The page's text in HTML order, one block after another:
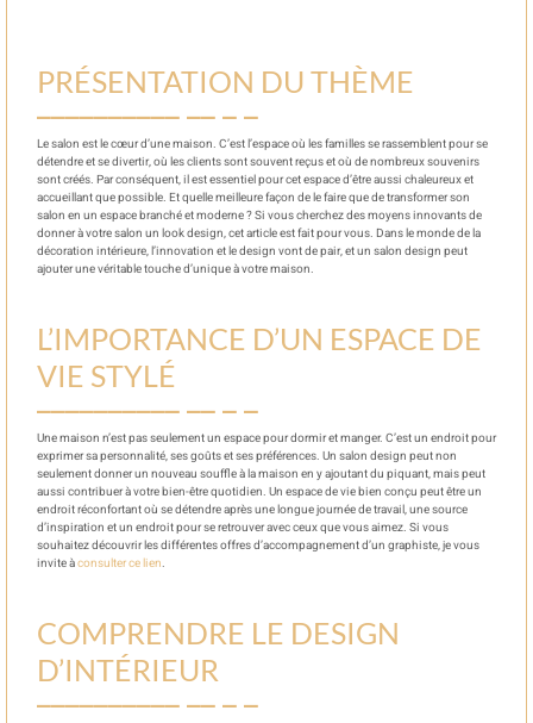
PRÉSENTATION DU THÈME
Le salon est le cœur d’une maison. C’est l’espace où les familles se rassemblent pour se
détendre et se divertir, où les clients sont souvent reçus et où de nombreux souvenirs
sont créés. Par conséquent, il est essentiel pour cet espace d’être aussi chaleureux et
accueillant que possible. Et quelle meilleure façon de le faire que de transformer son
salon en un espace branché et moderne ? Si vous cherchez des moyens innovants de
donner à votre salon un look design, cet article est fait pour vous. Dans le monde de la
décoration intérieure, l’innovation et le design vont de pair, et un salon design peut
ajouter une véritable touche d’unique à votre maison.
L’IMPORTANCE D’UN ESPACE DE
VIE STYLÉ
Une maison n’est pas seulement un espace pour dormir et manger. C’est un endroit pour
exprimer sa personnalité, ses goûts et ses préférences. Un salon design peut non
seulement donner un nouveau souffle à la maison en y ajoutant du piquant, mais peut
aussi contribuer à votre bien-être quotidien. Un espace de vie bien conçu peut être un
endroit réconfortant où se détendre après une longue journée de travail, une source
d’inspiration et un endroit pour se retrouver avec ceux que vous aimez. Si vous
souhaitez découvrir les différentes offres d’accompagnement d’un graphiste, je vous
invite àconsulter ce lien.
COMPRENDRE LE DESIGN
D’INTÉRIEUR